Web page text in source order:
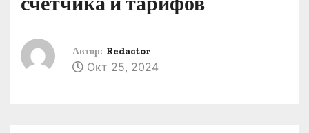
Автор: Redactor
Окт 25, 2024